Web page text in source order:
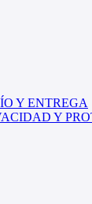
Y ENTREGA
Y